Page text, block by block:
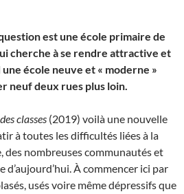
est une école primaire de
cherche à se rendre attractive et
école neuve et « moderne »
neuf deux rues plus loin.
classes (2019) voilà une nouvelle
à toutes les difficultés liées à la
des nombreuses communautés et
À commencer ici par
usés voire même dépressifs que